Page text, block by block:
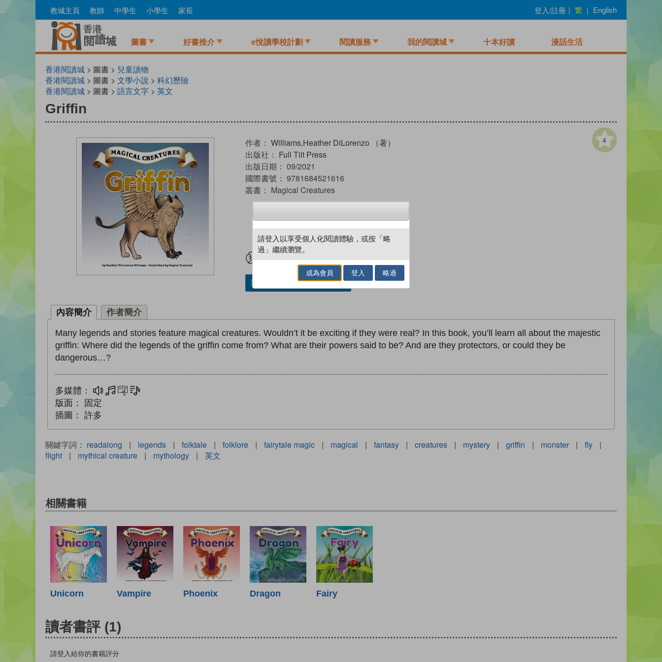
to
教城主頁 教師 中學生 小學生 家長 登入/註冊 | 繁 | English
圖書 好書推介 e悅讀學校計劃 閱讀服務 我的閱讀城 十本好讀 漫話生活
香港閱讀城 > 圖書 > 兒童讀物
香港閱讀城 > 圖書 > 文學小說 > 科幻歷險
香港閱讀城 > 圖書 > 語言文字 > 英文
Griffin
4
作者： Williams,Heather DiLorenzo （著）
出版社： Full Tilt Press
出版日期： 09/2021
國際書號： 9781684521616
叢書： Magical Creatures
試閲 加入閱讀紀錄
內容簡介 作者簡介
Many legends and stories feature magical creatures. Wouldn’t it be exciting if they were real? In this book, you’ll learn all about the majestic
griffin: Where did the legends of the griffin come from? What are their powers said to be? And are they protectors, or could they be
dangerous…?
多媒體： 多媒體互動練習
文字同步朗讀
版面：
固定
插圖：
許多
關鍵字詞： readalong | legends | folktale | folklore | fairytale magic | magical | fantasy | creatures | mystery | griffin | monster | fly
|
flight
| mythical creature | mythology | 英文
相關書籍
Unicorn Vampire Phoenix Dragon Fairy
讀者書評 (1)
請登入給你的書籍評分
請登入以享受個人化閱讀體驗，或按「略
過」繼續瀏覽。
成為會員 登入 略過